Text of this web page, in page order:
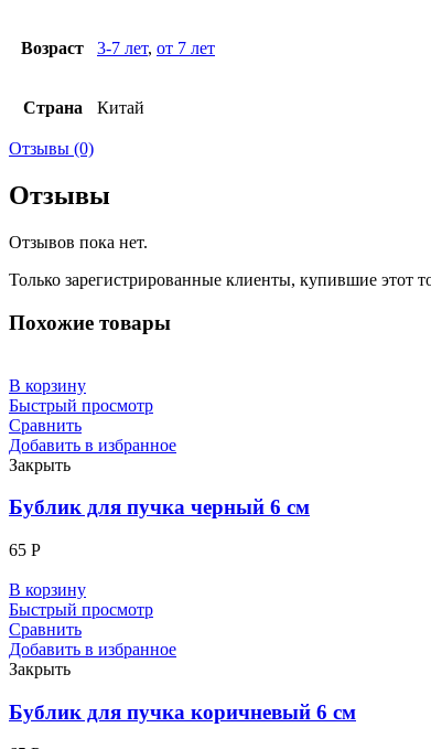
Возраст 3-7 лет, от 7 лет
Страна Китай
Отзывы (0)
Отзывы
Отзывов пока нет.
Только зарегистрированные клиенты, купившие этот
Похожие товары
В корзину
Быстрый просмотр
Сравнить
Добавить в избранное
Закрыть
Бублик для пучка черный 6 см
65 Р
В корзину
Быстрый просмотр
Сравнить
Добавить в избранное
Закрыть
Бублик для пучка коричневый 6 см